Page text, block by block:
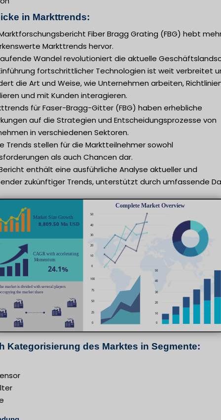
in Markttrends:
Fiber Bragg Grating (FBG) hebt
Markttrends hervor.
Wandel revolutioniert die aktuelle
fortschrittlicher Technologien ist weit verbreitet
die Art und Weise, wie Unternehmen arbeiten,
und mit Kunden interagieren.
für Faser-Bragg-Gitter (FBG) haben erhebliche
auf die Strategien und Entscheidungsprozesse von
in verschiedenen Sektoren.
Trends stellen für die Marktteilnehmer sowohl
als auch Chancen dar.
enthält eine ausführliche Analyse aktueller und
zukünftiger Trends, unterstützt durch umfassende
Kategorisierung des Marktes in Segmente: